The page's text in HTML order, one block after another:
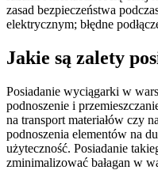
zasad bezpieczeństwa
elektrycznym; błędne
Jakie są zalety
Posiadanie wyciągarki w
podnoszenie i
na transport materiałów czy
podnoszenia elementów na
użyteczność. Posiadanie
zminimalizować bałagan w